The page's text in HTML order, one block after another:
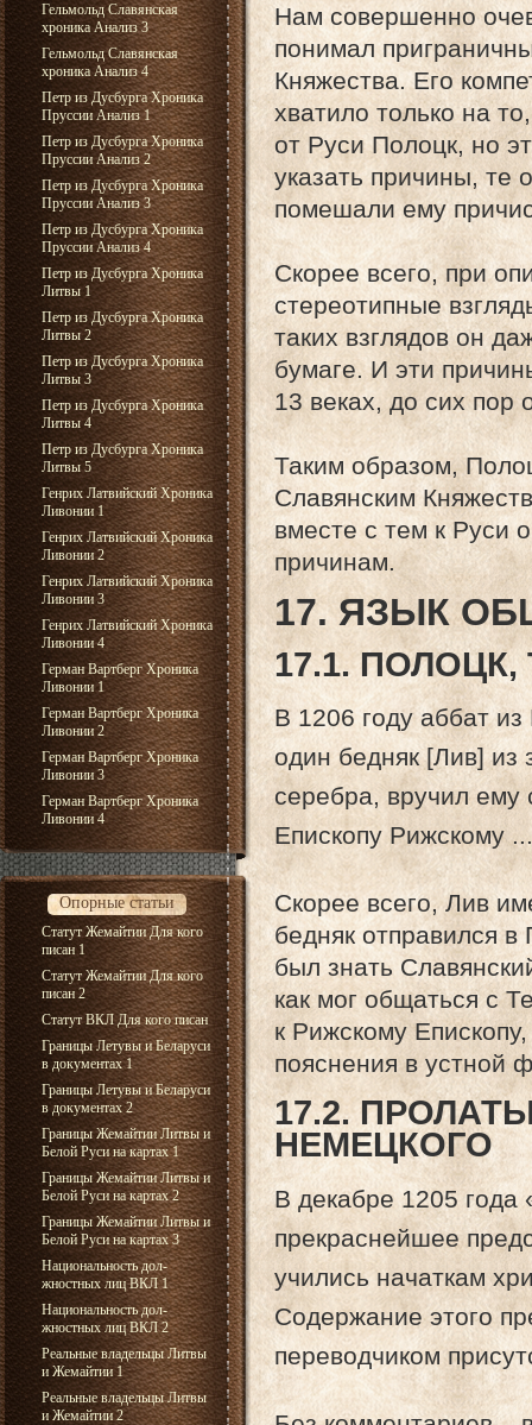
Гельмольд Славянская
хроника Анализ 3
Гельмольд Славянская
хроника Анализ 4
Петр из Дусбурга Хроника
Пруссии Анализ 1
Петр из Дусбурга Хроника
Пруссии Анализ 2
Петр из Дусбурга Хроника
Пруссии Анализ 3
Петр из Дусбурга Хроника
Пруссии Анализ 4
Петр из Дусбурга Хроника
Литвы 1
Петр из Дусбурга Хроника
Литвы 2
Петр из Дусбурга Хроника
Литвы 3
Петр из Дусбурга Хроника
Литвы 4
Петр из Дусбурга Хроника
Литвы 5
Генрих Латвийский Хроника
Ливонии 1
Генрих Латвийский Хроника
Ливонии 2
Генрих Латвийский Хроника
Ливонии 3
Генрих Латвийский Хроника
Ливонии 4
Герман Вартберг Хроника
Ливонии 1
Герман Вартберг Хроника
Ливонии 2
Герман Вартберг Хроника
Ливонии 3
Герман Вартберг Хроника
Ливонии 4
Опорные статьи
Статут Жемайтии Для кого
писан 1
Статут Жемайтии Для кого
писан 2
Статут ВКЛ Для кого писан
Границы Летувы и Беларуси
в документах 1
Границы Летувы и Беларуси
в документах 2
Границы Жемайтии Литвы и
Белой Руси на картах 1
Границы Жемайтии Литвы и
Белой Руси на картах 2
Границы Жемайтии Литвы и
Белой Руси на картах 3
Национальность дол-
жностных лиц ВКЛ 1
Национальность дол-
жностных лиц ВКЛ 2
Реальные владельцы Литвы
и Жемайтии 1
Реальные владельцы Литвы
и Жемайтии 2
Нам совершенно
понимал
Княжества. Его
хватило только на
от Руси Полоцк, но
указать причины, те
помешали ему
Скорее всего, при
стереотипные
таких взглядов он
бумаге. И эти
13 веках, до сих пор
Таким образом,
Славянским
вместе с тем к Руси
причинам.
17. ЯЗЫК
17.1.
В 1206 году аббат
один бедняк [Лив] из
серебра, вручил ему
Епископу Рижскому
Скорее всего, Лив
бедняк отправился
был знать
как мог общаться с
к Рижскому
пояснения в устной
17.2.
НЕМЕЦКОГО
В декабре 1205 года
прекраснейшее
учились начаткам
Содержание этого
переводчиком